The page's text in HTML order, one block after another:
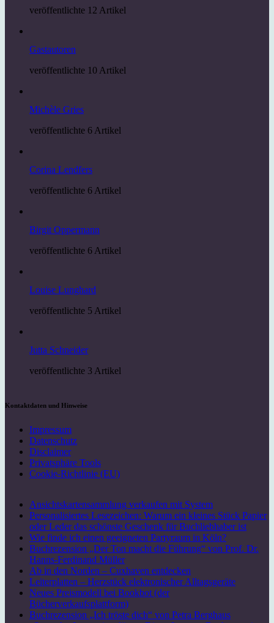
veröffentlichte 12 Artikel
Gastautoren
veröffentlichte 10 Artikel
Michèle Gries
veröffentlichte 6 Artikel
Corina Lendfers
veröffentlichte 6 Artikel
Birgit Oppermann
veröffentlichte 6 Artikel
Louise Lunghard
veröffentlichte 5 Artikel
Jutta Schneider
veröffentlichte 3 Artikel
Kontaktdaten und Hinweise
Impressum
Datenschutz
Disclaimer
Privatsphäre Tools
Cookie-Richtlinie (EU)
Ansichtskartensammlung verkaufen mit System
Personalisiertes Lesezeichen: Warum ein kleines Stück Papier
oder Leder das schönste Geschenk für Buchliebhaber ist
Wie finde ich einen geeigneten Partyraum in Köln?
Buchrezension „Der Ton macht die Führung“ von Prof. Dr.
Hanns-Ferdinand Müller
Ab in den Norden – Cuxhaven entdecken
Leiterplatten – Herzstück elektronischer Alltagsgeräte
Neues Preismodell bei Bookbot (der
Bücherverkaufsplattform)
Buchrezension „Ich tröste dich“ von Petra Berghaus